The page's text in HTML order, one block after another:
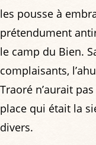
les pousse à
prétendument
le camp du Bien.
complaisants,
Traoré n’aurait
place qui était la
divers.